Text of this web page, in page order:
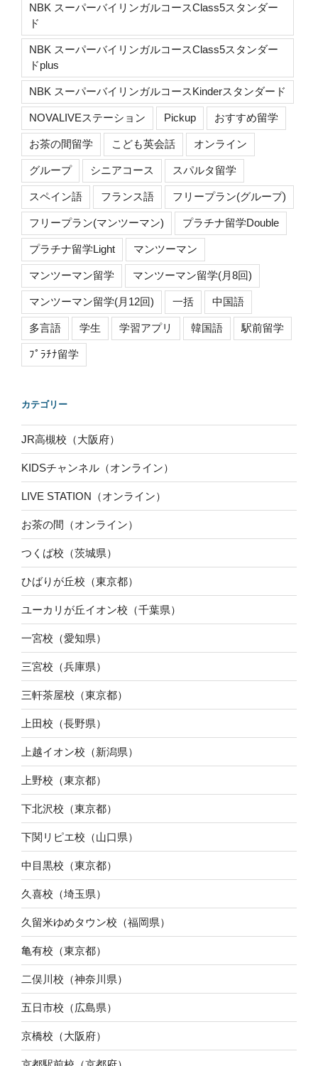
NBK スーパーバイリンガルコースClass5スタンダー
ド
NBK スーパーバイリンガルコースClass5スタンダー
ドplus
NBK スーパーバイリンガルコースKinderスタンダード
NOVALIVEステーション Pickup おすすめ留学
お茶の間留学 こども英会話 オンライン
グループ シニアコース スパルタ留学
スペイン語 フランス語 フリープラン(グループ)
フリープラン(マンツーマン) プラチナ留学Double
プラチナ留学Light マンツーマン
マンツーマン留学 マンツーマン留学(月8回)
マンツーマン留学(月12回) 一括 中国語
多言語 学生 学習アプリ 韓国語 駅前留学
ﾌﾟﾗﾁﾅ留学
カテゴリー
JR高槻校（大阪府）
KIDSチャンネル（オンライン）
LIVE STATION（オンライン）
お茶の間（オンライン）
つくば校（茨城県）
ひばりが丘校（東京都）
ユーカリが丘イオン校（千葉県）
一宮校（愛知県）
三宮校（兵庫県）
三軒茶屋校（東京都）
上田校（長野県）
上越イオン校（新潟県）
上野校（東京都）
下北沢校（東京都）
下関リピエ校（山口県）
中目黒校（東京都）
久喜校（埼玉県）
久留米ゆめタウン校（福岡県）
亀有校（東京都）
二俣川校（神奈川県）
五日市校（広島県）
京橋校（大阪府）